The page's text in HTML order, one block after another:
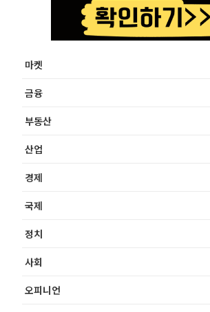
마켓
금융
부동산
산업
경제
국제
정치
사회
오피니언